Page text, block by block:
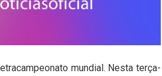
mundial. Nesta terça-